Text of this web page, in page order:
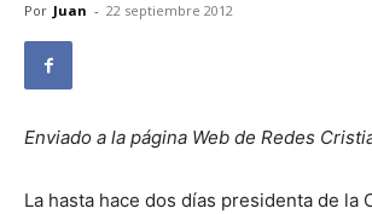
Por Juan - 22 septiembre 2012
Enviado a la página Web de Redes
La hasta hace dos días presidenta de la